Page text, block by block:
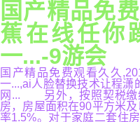
国产精品免
蕉在线任你
一...-9游会
国产精品免费观看久久
一...,ai人脸替换技术让程潇
网... 另外，按照契税缴
房，房屋面积在90平方米
率1.5%。对于家庭二套住